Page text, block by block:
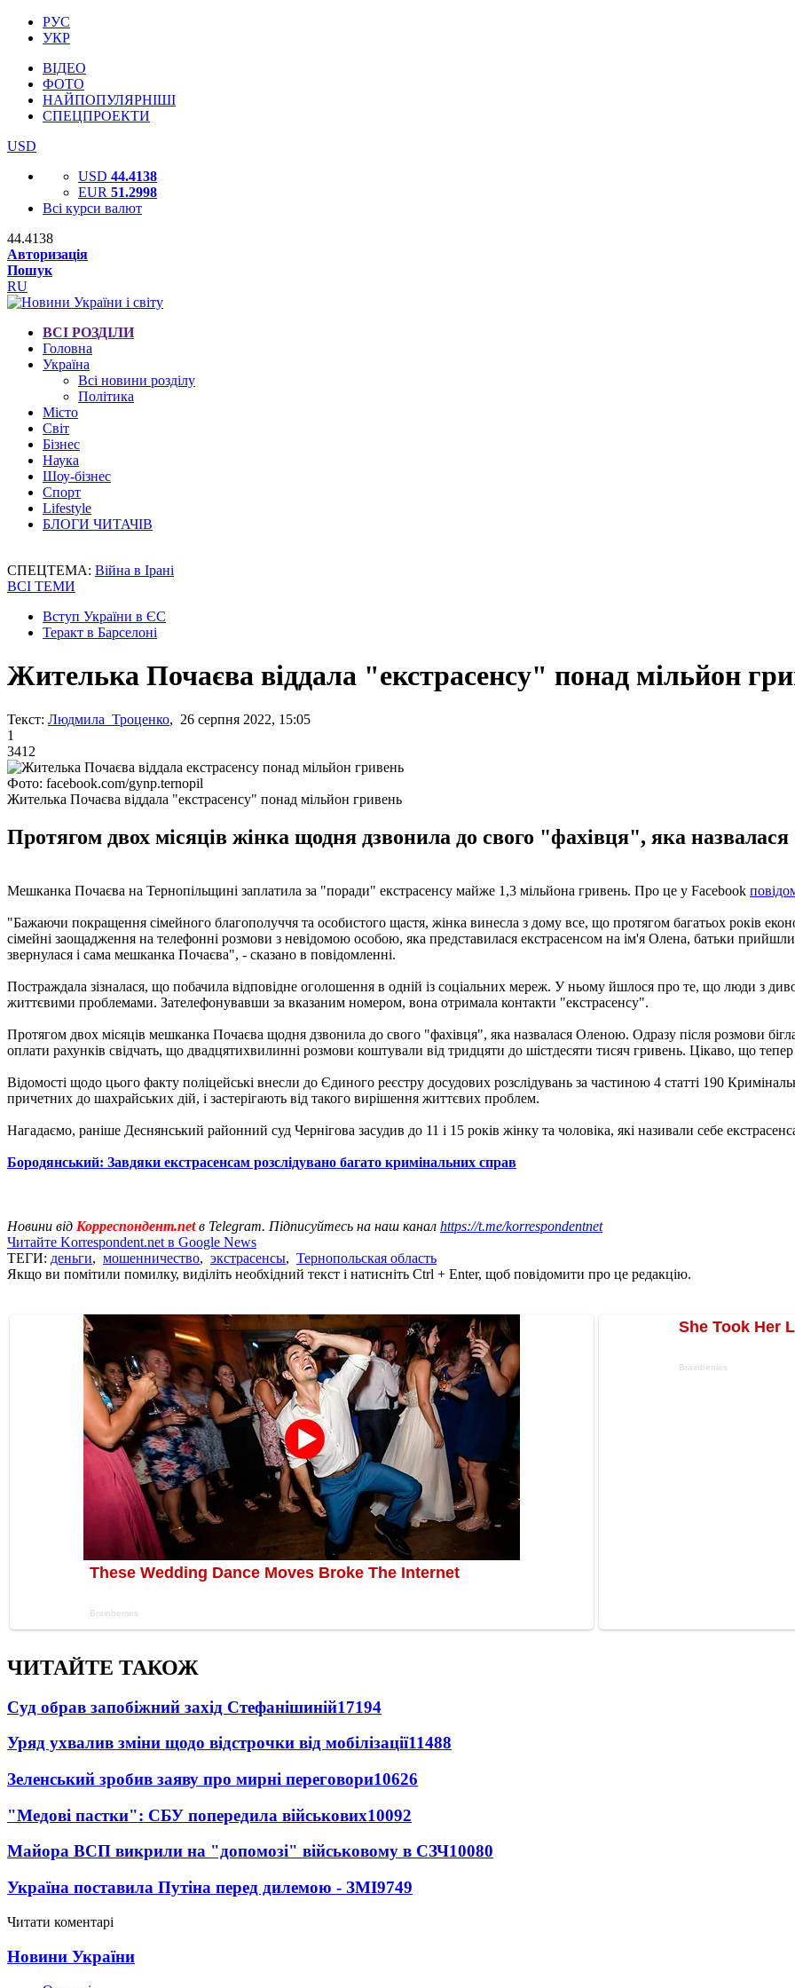
РУС
УКР
ВІДЕО
ФОТО
НАЙПОПУЛЯРНІШІ
СПЕЦПРОЕКТИ
USD
USD 44.4138
EUR 51.2998
Всі курси валют
44.4138
Авторизація
Пошук
RU
ВСІ РОЗДІЛИ
Головна
Україна
Всі новини розділу
Політика
Місто
Світ
Бізнес
Наука
Шоу-бізнес
Спорт
Lifestyle
БЛОГИ ЧИТАЧІВ
СПЕЦТЕМА: Війна в Ірані
ВСІ ТЕМИ
Вступ України в ЄС
Теракт в Барселоні
Жителька Почаєва віддала "екстрасенсу" понад мільйон
Текст: Людмила Троценко, 26 серпня 2022, 15:05
1
3412
Фото: facebook.com/gynp.ternopil
Жителька Почаєва віддала "екстрасенсу" понад мільйон гривень
Протягом двох місяців жінка щодня дзвонила до свого "фахівця", яка
Мешканка Почаєва на Тернопільщині заплатила за "поради" екстрасенсу майже 1,3 мільйона гривень. Про це у Facebook
"Бажаючи покращення сімейного благополуччя та особистого щастя, жінка винесла з дому все, що протягом багатьох років
сімейні заощадження на телефонні розмови з невідомою особою, яка представилася екстрасенсом на ім'я Олена, батьки прийшли
звернулася і сама мешканка Почаєва", - сказано в повідомленні.
Постраждала зізналася, що побачила відповідне оголошення в одній із соціальних мереж. У ньому йшлося про те, що люди з
життєвими проблемами. Зателефонувавши за вказаним номером, вона отримала контакти "екстрасенсу".
Протягом двох місяців мешканка Почаєва щодня дзвонила до свого "фахівця", яка назвалася Оленою. Одразу після розмови
оплати рахунків свідчать, що двадцятихвилинні розмови коштували від тридцяти до шістдесяти тисяч гривень. Цікаво, що тепер
Відомості щодо цього факту поліцейські внесли до Єдиного реєстру досудових розслідувань за частиною 4 статті 190
причетних до шахрайських дій, і застерігають від такого вирішення життєвих проблем.
Нагадаємо, раніше Деснянський районний суд Чернігова засудив до 11 і 15 років жінку та чоловіка, які називали себе
Бородянський: Завдяки екстрасенсам розслідувано багато кримінальних справ
Новини від Корреспондент.netв Telegram. Підписуйтесь на наш канал https://t.me/korrespondentnet
Читайте Korrespondent.net в Google News
ТЕГИ: деньги, мошенничество, экстрасенсы, Тернопольская область
Якщо ви помітили помилку, виділіть необхідний текст і натисніть Ctrl + Enter, щоб повідомити про це редакцію.
ЧИТАЙТЕ ТАКОЖ
Суд обрав запобіжний захід Стефанішиній17194
Уряд ухвалив зміни щодо відстрочки від мобілізації11488
Зеленський зробив заяву про мирні переговори10626
"Медові пастки": СБУ попередила військових10092
Майора ВСП викрили на "допомозі" військовому в СЗЧ10080
Україна поставила Путіна перед дилемою - ЗМІ9749
Читати коментарі
Новини України